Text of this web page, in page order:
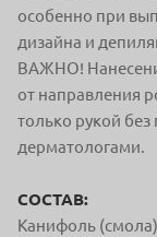
особенно при
дизайна и
ВАЖНО!
от направления
только рукой
дерматологами.
СОСТАВ:
Канифоль